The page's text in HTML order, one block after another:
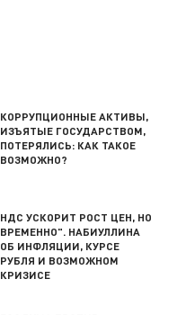
КОРРУПЦИОННЫЕ АКТИВЫ,
ИЗЪЯТЫЕ ГОСУДАРСТВОМ,
ПОТЕРЯЛИСЬ: КАК ТАКОЕ
ВОЗМОЖНО?
НДС УСКОРИТ РОСТ ЦЕН, НО
ВРЕМЕННО". НАБИУЛЛИНА
ОБ ИНФЛЯЦИИ, КУРСЕ
РУБЛЯ И ВОЗМОЖНОМ
КРИЗИСЕ